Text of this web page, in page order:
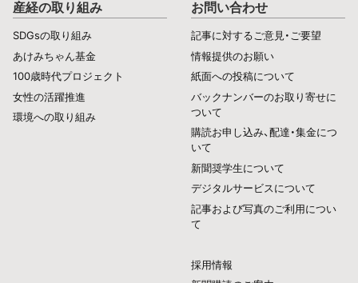
産経の取り組み
SDGsの取り組み
あけみちゃん基金
100歳時代プロジェクト
女性の活躍推進
環境への取り組み
お問い合わせ
記事に対するご意見・ご要望
情報提供のお願い
紙面への投稿について
バックナンバーのお取り寄せに
ついて
購読お申し込み、配達・集金につ
いて
新聞奨学生について
デジタルサービスについて
記事および写真のご利用につい
て
採用情報